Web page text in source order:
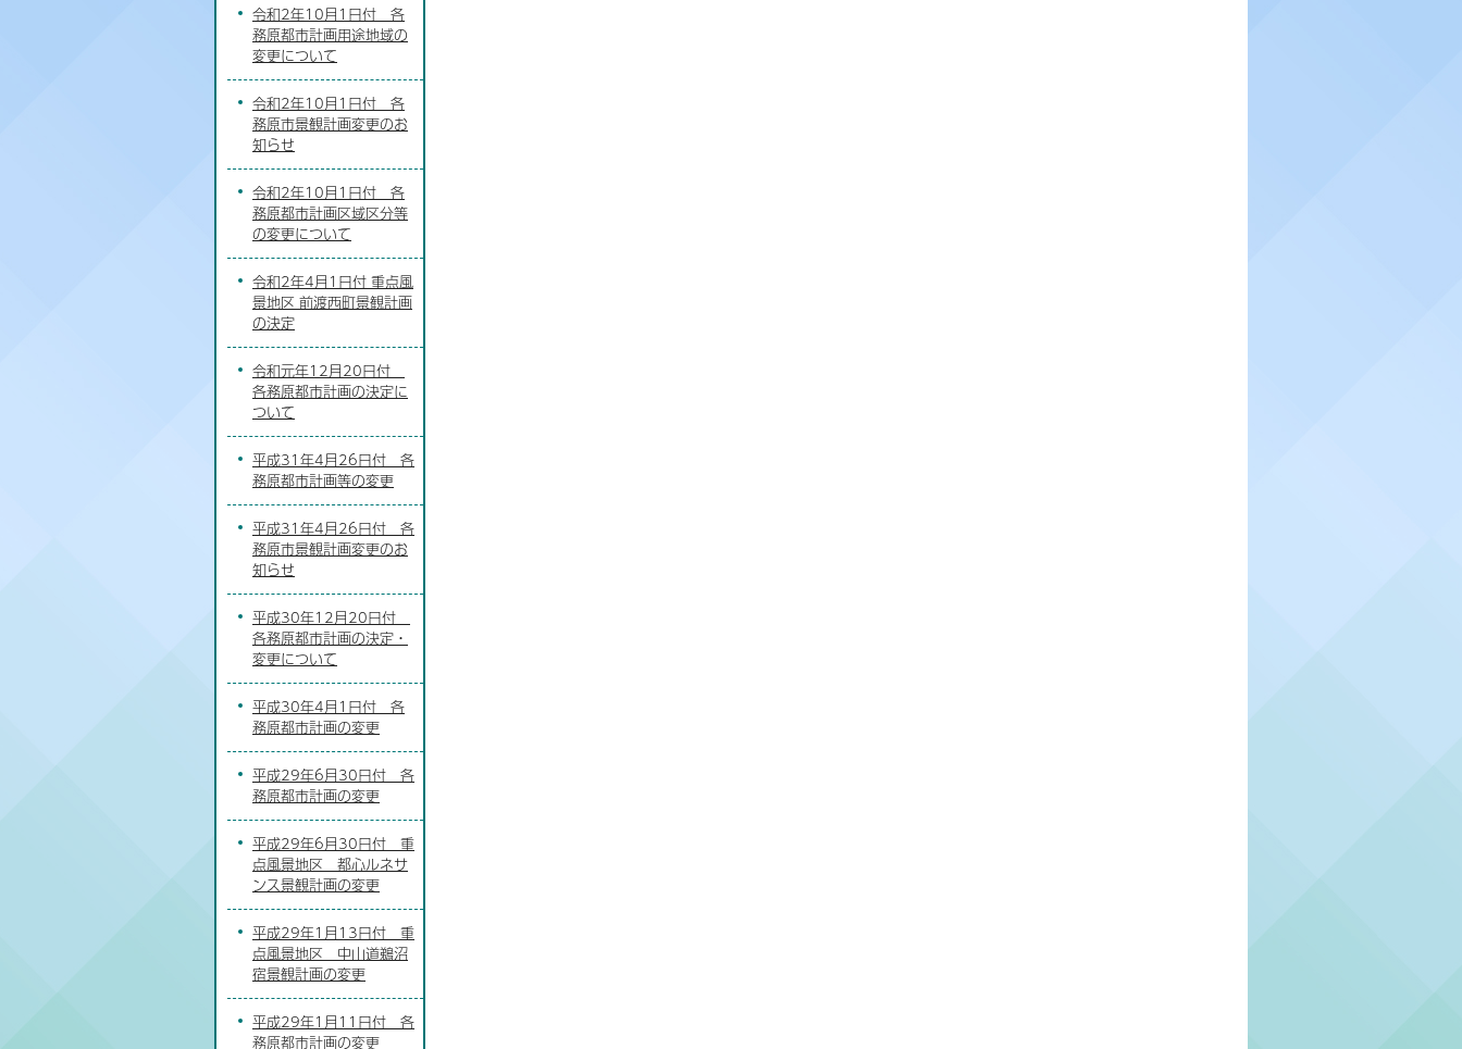
令和2年10月1日付 各
務原都市計画用途地域の
変更について
令和2年10月1日付 各
務原市景観計画変更のお
知らせ
令和2年10月1日付 各
務原都市計画区域区分等
の変更について
令和2年4月1日付 重点風
景地区 前渡西町景観計画
の決定
令和元年12月20日付
各務原都市計画の決定に
ついて
平成31年4月26日付 各
務原都市計画等の変更
平成31年4月26日付 各
務原市景観計画変更のお
知らせ
平成30年12月20日付
各務原都市計画の決定・
変更について
平成30年4月1日付 各
務原都市計画の変更
平成29年6月30日付 各
務原都市計画の変更
平成29年6月30日付 重
点風景地区 都心ルネサ
ンス景観計画の変更
平成29年1月13日付 重
点風景地区 中山道鵜沼
宿景観計画の変更
平成29年1月11日付 各
務原都市計画の変更